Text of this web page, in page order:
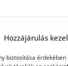
Hozzájárulás
biztosítása